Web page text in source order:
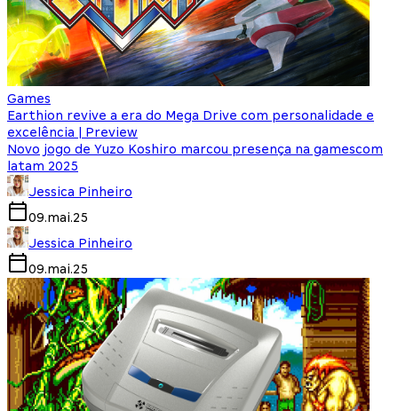
Games
Earthion revive a era do Mega Drive com personalidade e
excelência | Preview
Novo jogo de Yuzo Koshiro marcou presença na gamescom
latam 2025
Jessica Pinheiro
09.mai.25
Jessica Pinheiro
09.mai.25